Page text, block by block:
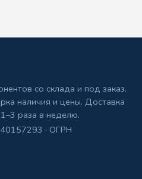
со склада и под заказ.
наличия и цены. Доставка
раза в неделю.
· ОГРН